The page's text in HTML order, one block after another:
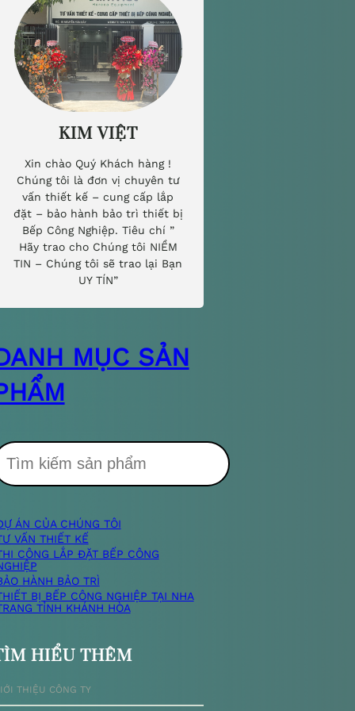
KIM VIỆT
Xin chào Quý Khách hàng !
Chúng tôi là đơn vị chuyên tư
vấn thiết kế – cung cấp lắp
đặt – bảo hành bảo trì thiết bị
Bếp Công Nghiệp. Tiêu chí ”
Hãy trao cho Chúng tôi NIỀM
TIN – Chúng tôi sẽ trao lại Bạn
UY TÍN”
MỤC SẢN
ế
ÁN CỦA CHÚNG TÔI
VẤN THIẾT KẾ
CÔNG LẮP ĐẶT BẾP CÔNG
HÀNH BẢO TRÌ
BỊ BẾP CÔNG NGHIỆP TẠI NHA
TỈNH KHÁNH HÒA
HIỂU THÊM
THIỆU CÔNG TY